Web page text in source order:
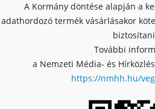
A Kormány döntése alapján a
adathordozó termék vásárlásakor
További
a Nemzeti Média- és
https://nmhh.hu/